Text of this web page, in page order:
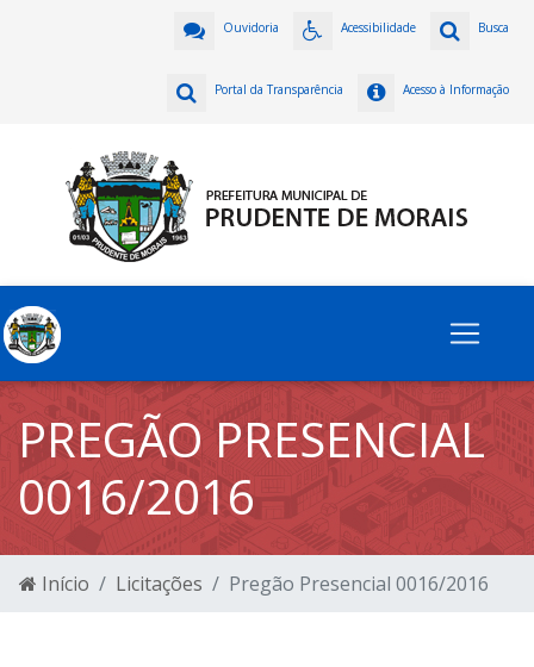
Busca
Acessibilidade
Ouvidoria
Acesso à Informação
Portal da Transparência
PREGÃO PRESENCIAL
0016/2016
Início Licitações Pregão Presencial 0016/2016